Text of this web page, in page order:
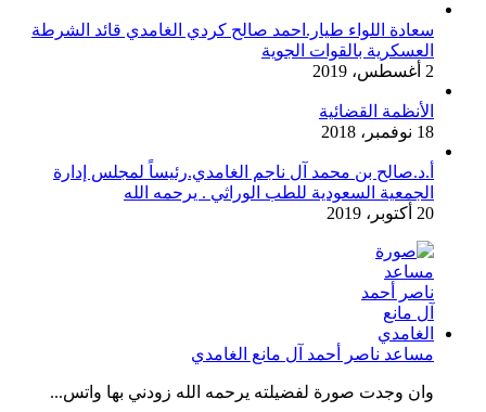
سعادة اللواء طيار.احمد صالح كردي الغامدي قائد الشرطة
العسكرية بالقوات الجوية
2 أغسطس، 2019
الأنظمة القضائية
18 نوفمبر، 2018
أ.د.صالح بن محمد آل ناجم الغامدي.رئيساً لمجلس إدارة
الجمعية السعودية للطب الوراثي . يرحمه الله
20 أكتوبر، 2019
مساعد ناصر أحمد آل مانع الغامدي
وان وجدت صورة لفضيلته يرحمه الله زودني بها واتس...